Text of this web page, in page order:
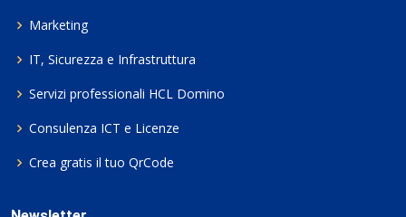
Marketing
IT, Sicurezza e Infrastruttura
Servizi professionali HCL Domino
Consulenza ICT e Licenze
Crea gratis il tuo QrCode